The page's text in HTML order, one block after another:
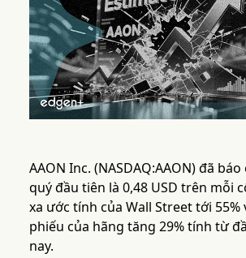
AAON Inc. (NASDAQ:AAON) đã
quý đầu tiên là 0,48 USD trên mỗi
xa ước tính của Wall Street tới 55%
phiếu của hãng tăng 29% tính từ
nay.